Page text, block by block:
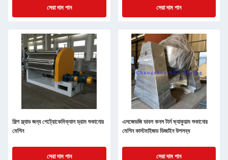
সেরা দাম পান সেরা দাম পান
শিল্প স্ল্যাড জন্য পেট্রোকেমিক্যাল ড্রাম শুকানোর
মেশিন
সেরা দাম পান
এসজেডজি ডাবল কনস টার্ন ভ্যাকুয়াম শুকানোর
মেশিন কাস্টমাইজড ডিজাইন উপলব্ধ
সেরা দাম পান